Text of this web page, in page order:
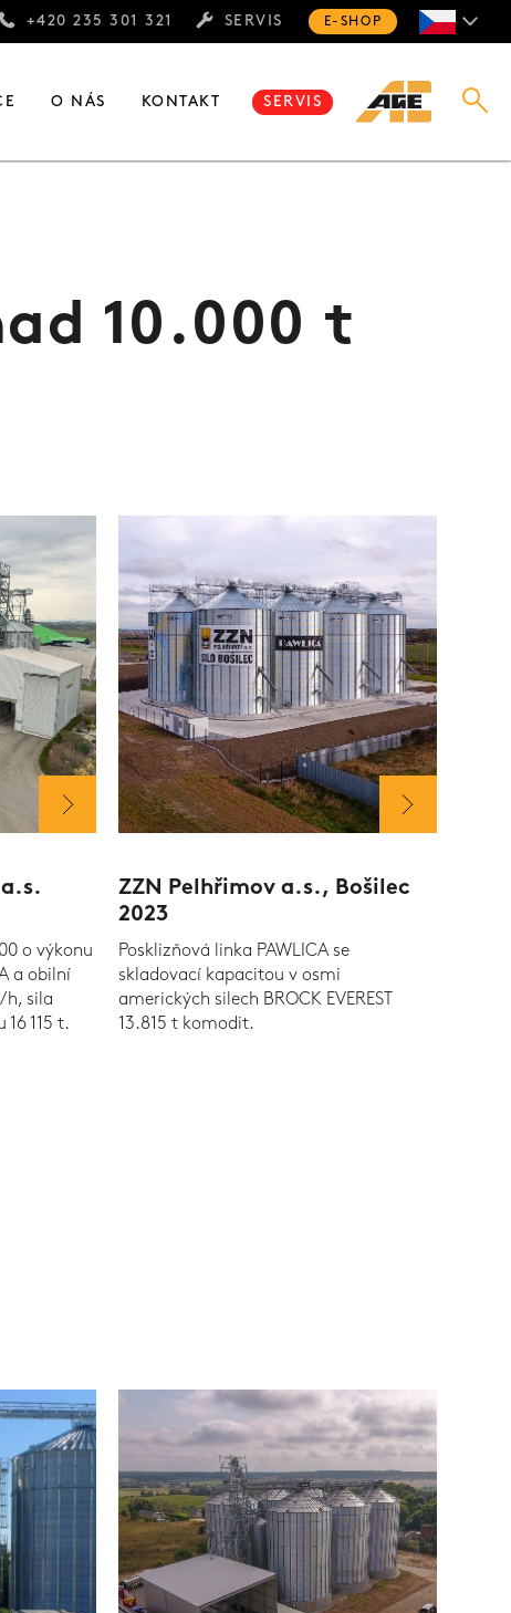
+420 235 301 321 SERVIS E-SHOP
O NÁS KONTAKT SERVIS
10.000 t
o výkonu
a obilní
h, sila
115 t.
ZZN Pelhřimov a.s., Bošilec
2023
Posklizňová linka PAWLICA se
skladovací kapacitou v osmi
amerických silech BROCK EVEREST
13.815 t komodit.